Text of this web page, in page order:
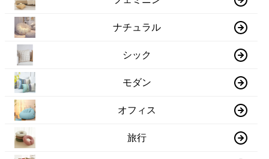
ナチュラル
シック
モダン
オフィス
旅行